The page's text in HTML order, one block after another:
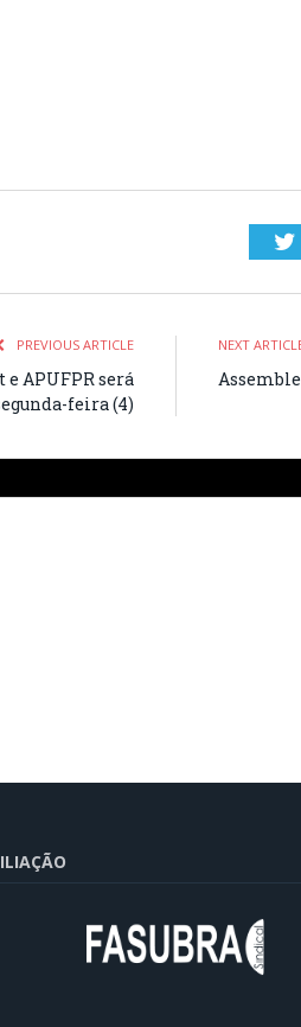
PREVIOUS ARTICLE
APUFPR será
feira (4)
NEXT